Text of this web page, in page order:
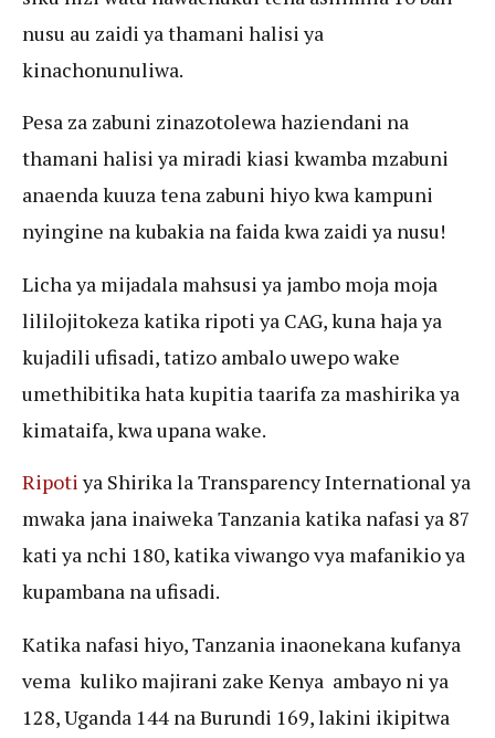
nusu au zaidi ya thamani halisi ya
kinachonunuliwa.
Pesa za zabuni zinazotolewa haziendani na
thamani halisi ya miradi kiasi kwamba mzabuni
anaenda kuuza tena zabuni hiyo kwa kampuni
nyingine na kubakia na faida kwa zaidi ya nusu!
Licha ya mijadala mahsusi ya jambo moja moja
lililojitokeza katika ripoti ya CAG, kuna haja ya
kujadili ufisadi, tatizo ambalo uwepo wake
umethibitika hata kupitia taarifa za mashirika ya
kimataifa, kwa upana wake.
Ripotiya Shirika la Transparency International ya
mwaka jana inaiweka Tanzania katika nafasi ya 87
kati ya nchi 180, katika viwango vya mafanikio ya
kupambana na ufisadi.
Katika nafasi hiyo, Tanzania inaonekana kufanya
vema kuliko majirani zake Kenya ambayo ni ya
128, Uganda 144 na Burundi 169, lakini ikipitwa